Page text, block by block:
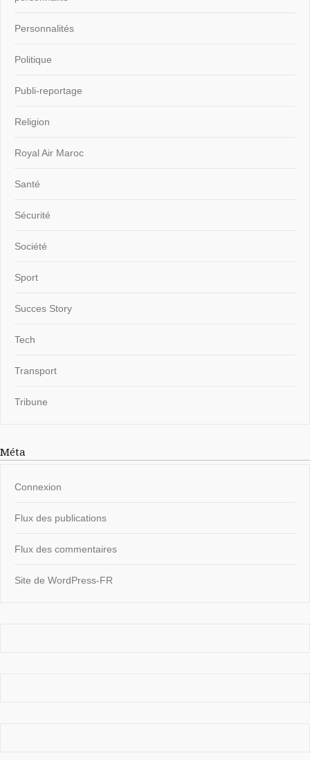
Personnalités
Politique
Publi-reportage
Religion
Royal Air Maroc
Santé
Sécurité
Société
Sport
Succes Story
Tech
Transport
Tribune
Méta
Connexion
Flux des publications
Flux des commentaires
Site de WordPress-FR